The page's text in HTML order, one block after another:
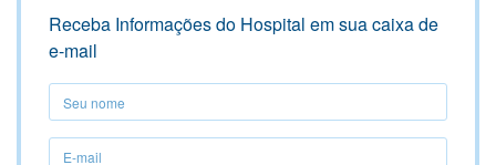
Receba Informações do Hospital em sua caixa de
e-mail
Seu
nome
Seu